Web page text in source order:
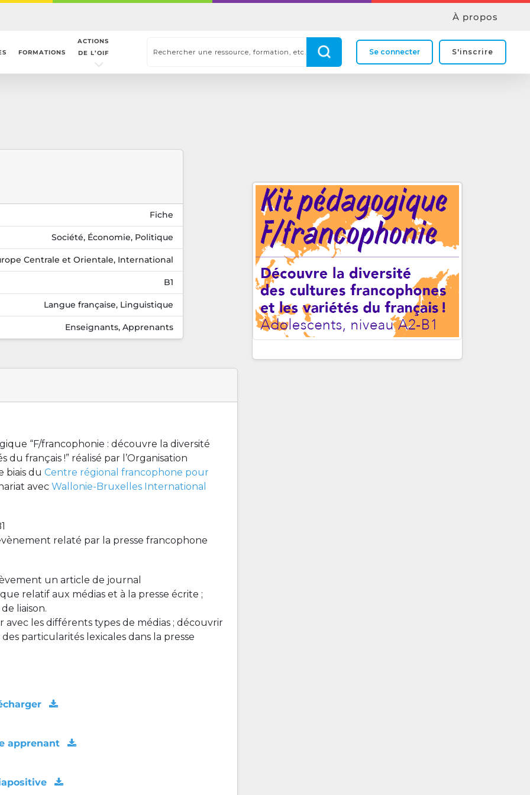
À propos
FORMATIONS
ACTIONS
DE L’OIF
Se connecter S'inscrire
Fiche
Société, Économie, Politique
Centrale et Orientale, International
B1
Langue française, Linguistique
Enseignants, Apprenants
“F/francophonie : découvre la diversité
français !” réalisé par l’Organisation
biais du Centre régional francophone pour
avec Wallonie-Bruxelles International
relaté par la presse francophone
un article de journal
relatif aux médias et à la presse écrite ;
liaison.
avec les différents types de médias ; découvrir
particularités lexicales dans la presse
apprenant